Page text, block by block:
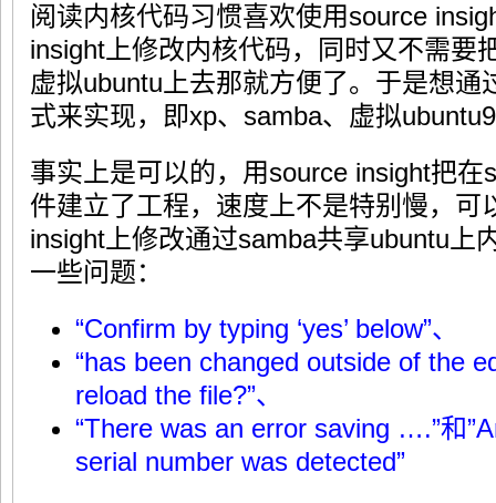
阅读内核代码习惯喜欢使用source
insight上修改内核代码，同时又不需要
虚拟ubuntu上去那就方便了。于是想通
式来实现，即xp、samba、虚拟
事实上是可以的，用source insight把
件建立了工程，速度上不是特别慢，可
insight上修改通过samba共享ubuntu上
一些问题：
“Confirm by typing ‘yes’ below”、
“has been changed outside of the
reload the file?”、
“There was an error saving ….”和
serial number was detected”